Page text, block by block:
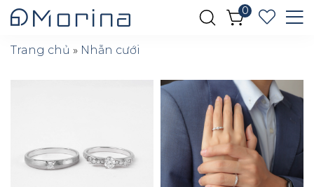
0
Trang chủ » Nhẫn cưới